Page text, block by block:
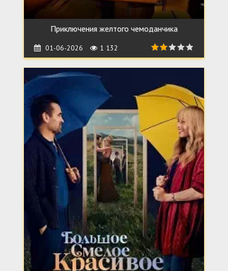
Приключения желтого чемоданчика
01-06-2026 1 132